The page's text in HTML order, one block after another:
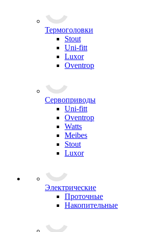
Термоголовки
Stout
Uni-fitt
Luxor
Oventrop
Сервоприводы
Uni-fitt
Oventrop
Watts
Meibes
Stout
Luxor
Электрические
Проточные
Накопительные